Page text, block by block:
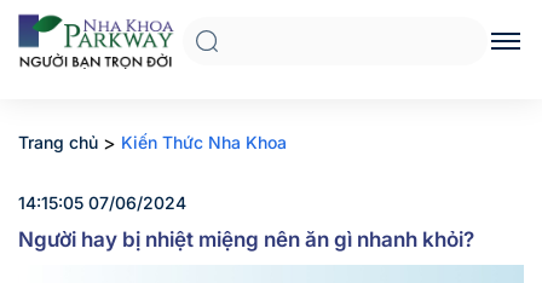
Trang chủ > Kiến Thức Nha Khoa
14:15:05 07/06/2024
Người hay bị nhiệt miệng nên ăn gì nhanh khỏi?